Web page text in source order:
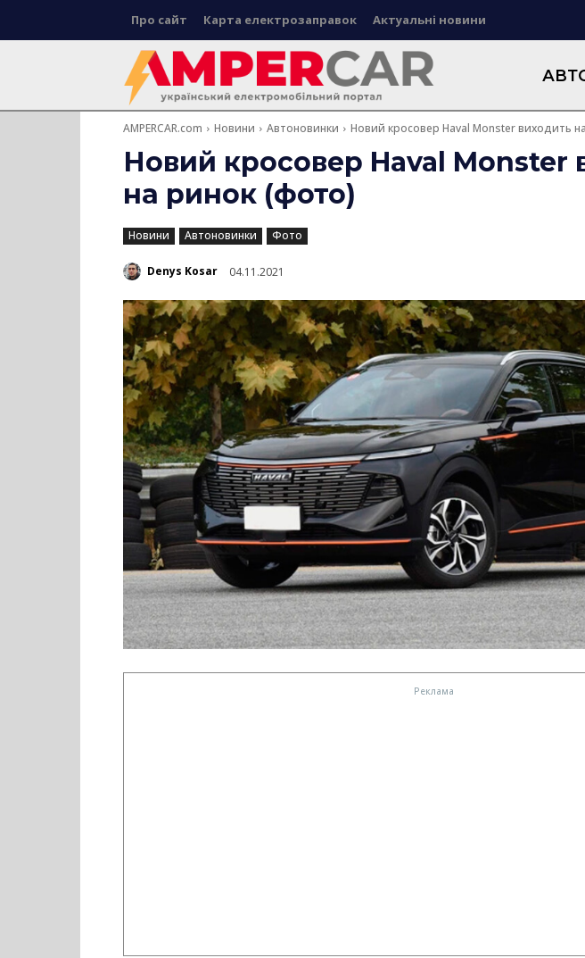
Про сайт Карта електрозаправок Актуальні новини
AMPERCAR.com Новини Автоновинки Новий кросовер Haval Monster виходить
Новий кросовер Haval Monster
на ринок (фото)
Новини Автоновинки Фото
Denys Kosar 04.11.2021